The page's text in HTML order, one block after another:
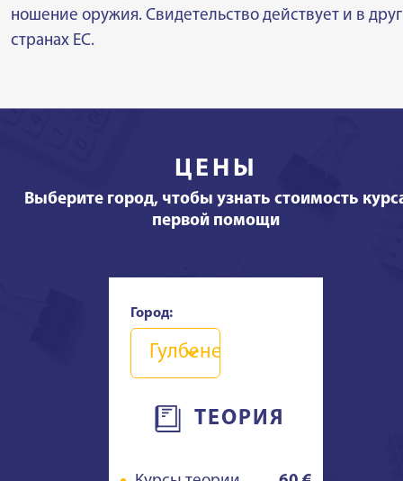
ношение оружия. Свидетельство действует и в
странах ЕС.
ЦЕНЫ
Выберите город, чтобы узнать стоимость
первой помощи
Город:
Гулбене
ТЕОРИЯ